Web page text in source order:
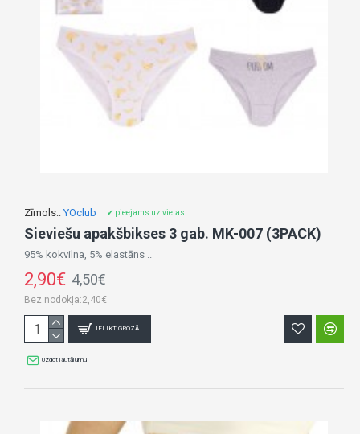
Zīmols:: YOclub ✔ pieejams uz vietas
Sieviešu apakšbikses 3 gab. MK-007 (3PACK)
95% kokvilna, 5% elastāns ..
2,90€ 4,50€
Bez nodokļa:2,40€
IELIKT GROZĀ
Uzdot jautājumu